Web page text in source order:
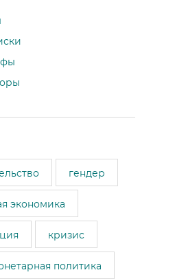
гендер
экономика
кризис
политика